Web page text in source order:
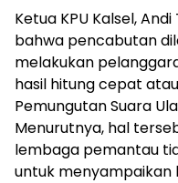
Ketua KPU Kalsel,
bahwa pencabutan
melakukan
hasil hitung cepat atau
Pemungutan Suara
Menurutnya, hal
lembaga pemantau
untuk menyampaikan